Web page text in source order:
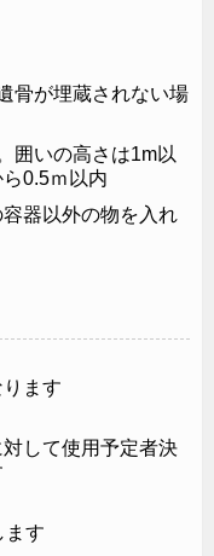
骨が埋蔵されない場
囲いの高さは1m以
0.5ｍ以内
器以外の物を入れ
ます
して使用予定者決
ます